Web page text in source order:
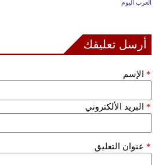
العرب اليوم
أرسل تعليقك
الإسم *
البريد الألكتروني *
عنوان التعليق *